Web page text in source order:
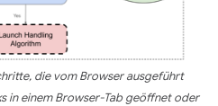
die vom Browser ausgeführt
in einem Browser-Tab geöffnet oder